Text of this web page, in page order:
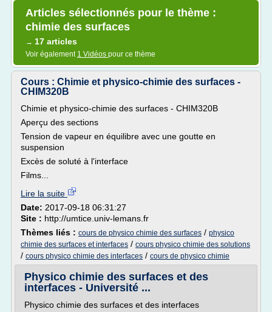
Articles sélectionnés pour le thème :
chimie des surfaces
→ 17 articles
Voir également 1 Vidéos pour ce thème
Cours : Chimie et physico-chimie des surfaces -
CHIM320B
Chimie et physico-chimie des surfaces - CHIM320B
Aperçu des sections
Tension de vapeur en équilibre avec une goutte en
suspension
Excès de soluté à l'interface
Films...
Lire la suite
Date: 2017-09-18 06:31:27
Site : http://umtice.univ-lemans.fr
Thèmes liés : cours de physico chimie des surfaces / physico
chimie des surfaces et interfaces / cours physico chimie des solutions
/ cours physico chimie des interfaces / cours de physico chimie
Physico chimie des surfaces et des
interfaces - Université ...
Physico chimie des surfaces et des interfaces